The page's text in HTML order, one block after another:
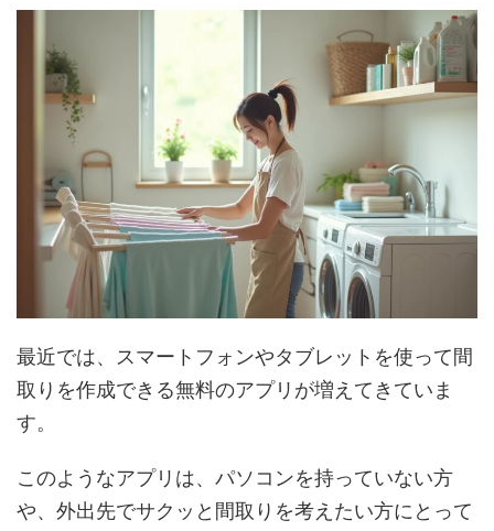
最近では、スマートフォンやタブレットを使って間
取りを作成できる無料のアプリが増えてきていま
す。
このようなアプリは、パソコンを持っていない方
や、外出先でサクッと間取りを考えたい方にとって